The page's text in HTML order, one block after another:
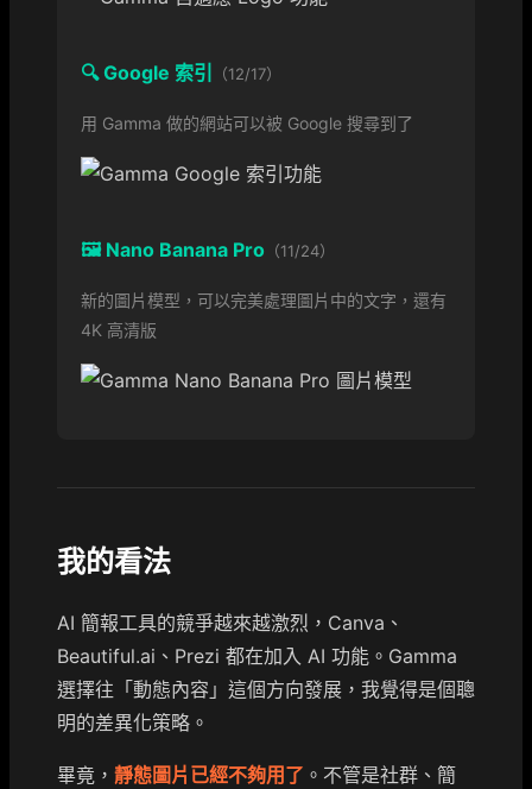
🔍 Google 索引 （12/17）
用 Gamma 做的網站可以被 Google 搜尋到了
🖼️ Nano Banana Pro （11/24）
新的圖片模型，可以完美處理圖片中的文字，還有
4K 高清版
我的看法
AI 簡報工具的競爭越來越激烈，Canva、
Beautiful.ai、Prezi 都在加入 AI 功能。Gamma
選擇往「動態內容」這個方向發展，我覺得是個聰
明的差異化策略。
畢竟， 靜態圖片已經不夠用了 。不管是社群、簡